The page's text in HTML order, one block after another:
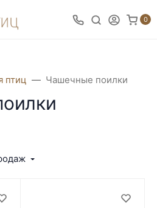
0
птиц Чашечные поилки